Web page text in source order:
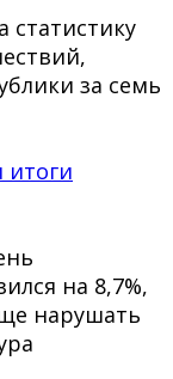
статистику
за семь
итоги
на 8,7%,
нарушать